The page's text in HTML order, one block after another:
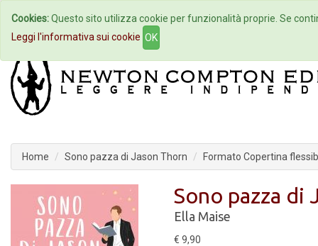
Home Autori Eventi
Home Sono pazza di Jason Thorn Formato Copertina
Sono pazza di
Ella Maise
€ 9,90
Cookies:Questo sito utilizza cookie per funzionalità proprie. Se
Leggi l'informativa sui cookie OK